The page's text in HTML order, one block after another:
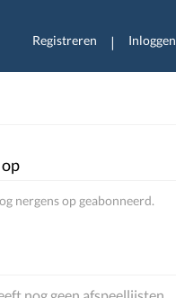
Registreren | Inloggen
nergens op geabonneerd.